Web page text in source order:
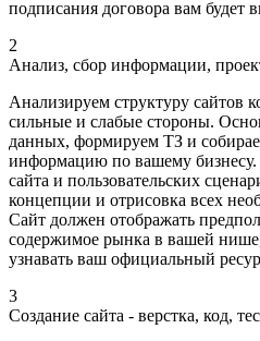
подписания договора вам будет
2
Анализ, сбор информации,
Анализируем структуру сайтов
сильные и слабые стороны.
данных, формируем ТЗ и
информацию по вашему бизнесу.
сайта и пользовательских
концепции и отрисовка всех
Сайт должен отображать
содержимое рынка в вашей
узнавать ваш официальный
3
Создание сайта - верстка, код,